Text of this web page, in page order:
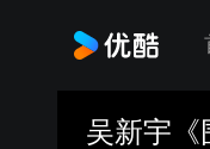
吴新宇《